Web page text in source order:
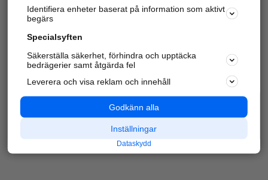
information om företag, privatpersoner och
platser.
Identifiera enheter baserat på information som aktivt
begärs
Specialsyften
Säkerställa säkerhet, förhindra och upptäcka
bedrägerier samt åtgärda fel
Leverera och visa reklam och innehåll
Godkänn alla
Inställningar
Dataskydd